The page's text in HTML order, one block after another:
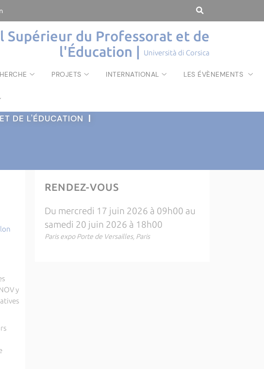
Supérieur du Professorat et de
l'Éducation |
Università di Corsica
PROJETS INTERNATIONAL LES ÉVÈNEMENTS
DE L'ÉDUCATION |
y
RENDEZ-VOUS
Du mercredi 17 juin 2026 à 09h00 au
samedi 20 juin 2026 à 18h00
Paris expo Porte de Versailles, Paris